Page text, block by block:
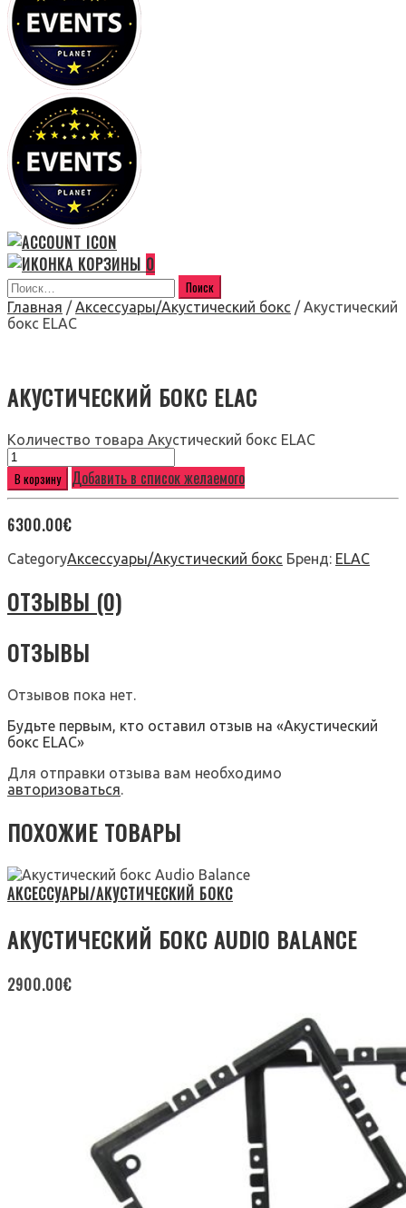
0
Главная / Аксессуары/Акустический бокс / Акустический
бокс ELAC
АКУСТИЧЕСКИЙ БОКС ELAC
Количество товара Акустический бокс ELAC
В корзину Добавить в список желаемого
6300.00€
CategoryАксессуары/Акустический бокс Бренд: ELAC
ОТЗЫВЫ (0)
ОТЗЫВЫ
Отзывов пока нет.
Будьте первым, кто оставил отзыв на «Акустический
бокс ELAC»
Для отправки отзыва вам необходимо
авторизоваться.
ПОХОЖИЕ ТОВАРЫ
АКСЕССУАРЫ/АКУСТИЧЕСКИЙ БОКС
АКУСТИЧЕСКИЙ БОКС AUDIO BALANCE
2900.00€